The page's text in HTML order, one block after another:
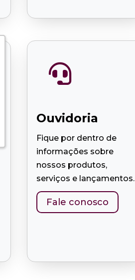

Ouvidoria
Fique por dentro de
informações sobre
nossos produtos,
serviços e lançamentos.
Fale conosco